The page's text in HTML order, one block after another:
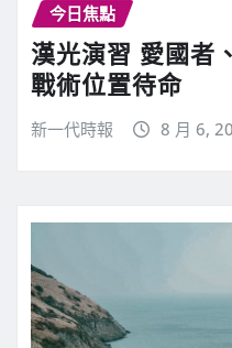
今日焦點
漢光演習 愛國者
戰術位置待命
新一代時報 8 月 6,